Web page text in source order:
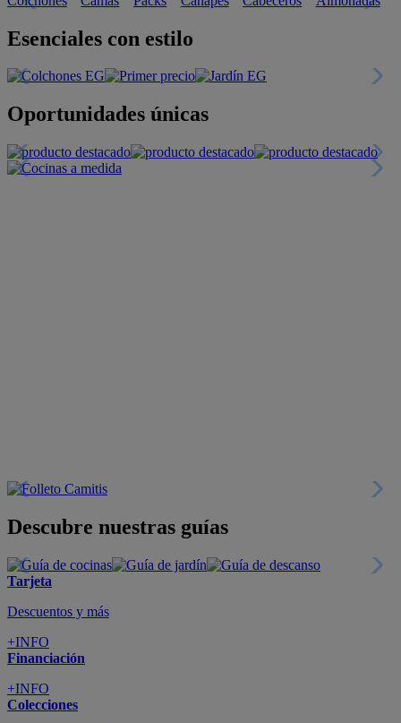
Esenciales con estilo
Oportunidades únicas
Descubre nuestras guías
Tarjeta
Descuentos y más
+INFO
Financiación
+INFO
Colecciones